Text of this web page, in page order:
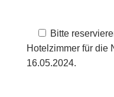
Bitte
Hotelzimmer für die
16.05.2024.